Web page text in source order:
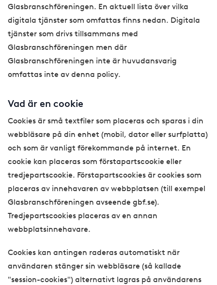
Glasbranschföreningen. En aktuell lista över vilka
digitala tjänster som omfattas finns nedan. Digitala
tjänster som drivs tillsammans med
Glasbranschföreningen men där
Glasbranschföreningen inte är huvudansvarig
omfattas inte av denna policy.
Vad är en cookie
Cookies är små textfiler som placeras och sparas i din
webbläsare på din enhet (mobil, dator eller surfplatta)
och som är vanligt förekommande på internet. En
cookie kan placeras som förstapartscookie eller
tredjepartscookie. Förstapartscookies är cookies som
placeras av innehavaren av webbplatsen (till exempel
Glasbranschföreningen avseende gbf.se).
Tredjepartscookies placeras av en annan
webbplatsinnehavare.
Cookies kan antingen raderas automatiskt när
användaren stänger sin webbläsare (så kallade
"session-cookies") alternativt lagras på användarens